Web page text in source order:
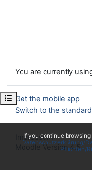
If you continue
Datenschutzerklärung/
Pflichten/
Open course index
You are currently
Get the mobile app
Switch to the
Impressum
Moodle Version 4.5